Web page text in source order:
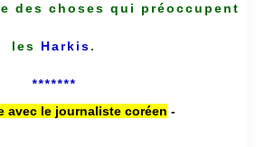
des choses qui préoccupent
les Harkis.
*******
avec le journaliste coréen -